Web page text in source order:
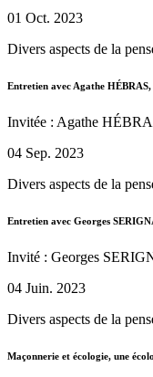
01 Oct. 2023
Divers aspects de la
Entretien avec Agathe
Invitée : Agathe
04 Sep. 2023
Divers aspects de la
Entretien avec Georges
Invité : Georges
04 Juin. 2023
Divers aspects de la
Maçonnerie et écologie, une